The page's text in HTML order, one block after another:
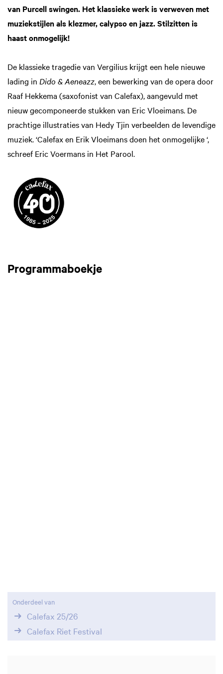
van Purcell swingen. Het klassieke werk is verweven met
muziekstijlen als klezmer, calypso en jazz. Stilzitten is
haast onmogelijk!
De klassieke tragedie van Vergilius krijgt een hele nieuwe
lading in Dido & Aeneazz, een bewerking van de opera door
Raaf Hekkema (saxofonist van Calefax), aangevuld met
nieuw gecomponeerde stukken van Eric Vloeimans. De
prachtige illustraties van Hedy Tjin verbeelden de levendige
muziek. ‘Calefax en Erik Vloeimans doen het onmogelijke ‘,
schreef Eric Voermans in Het Parool.
Programmaboekje
Onderdeel van
Calefax 25/26
Calefax Riet Festival